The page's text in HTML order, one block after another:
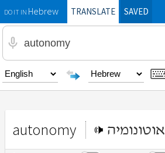
DO IT INHebrewTRANSLATE SAVED
autonomy אוטונומיה